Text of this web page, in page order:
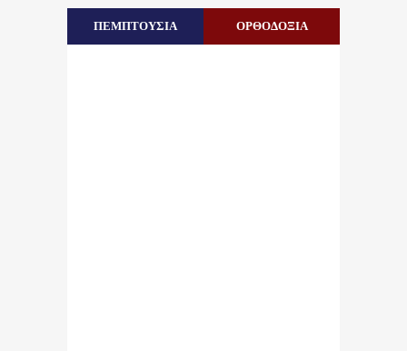
ΠΕΜΠΤΟΥΣΙΑ ΟΡΘΟΔΟΞΙΑ